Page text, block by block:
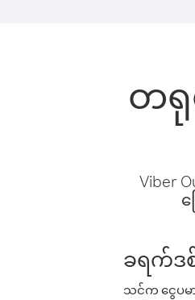
တရု
Viber
ခရက်ဒ
သင်က ငွေပ